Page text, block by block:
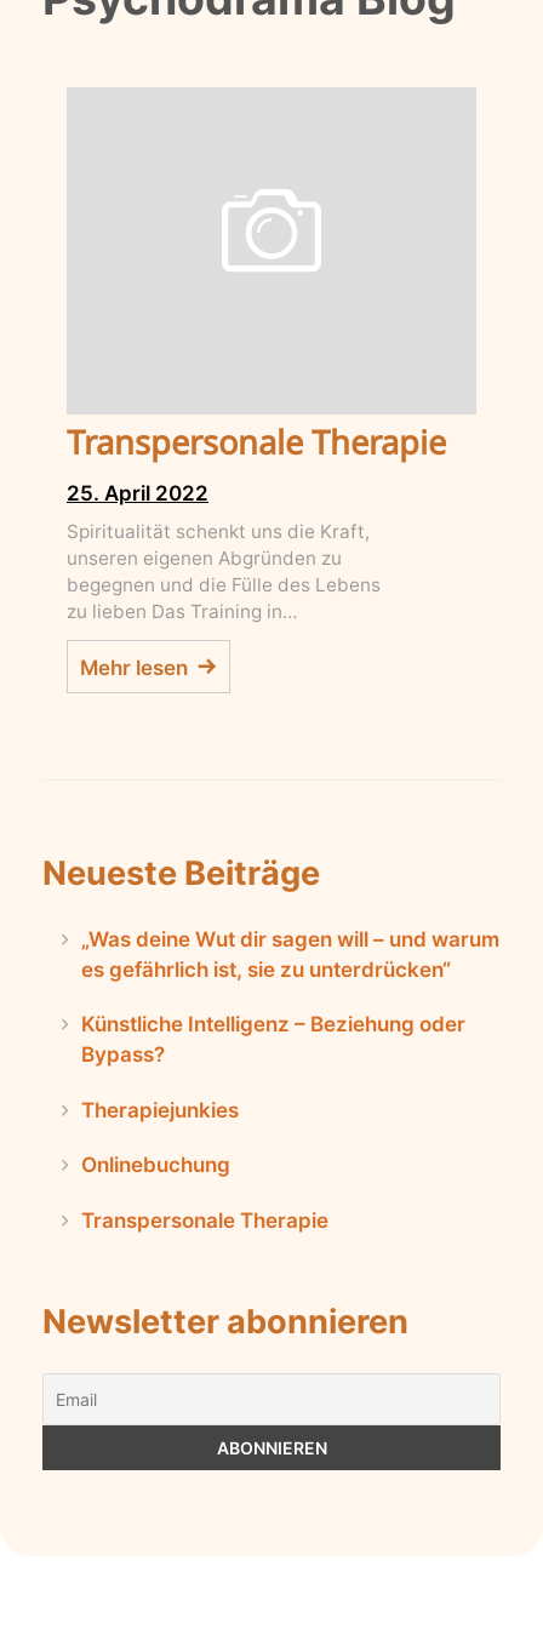
Transpersonale Therapie
25. April 2022
Spiritualität schenkt uns die Kraft,
unseren eigenen Abgründen zu
begegnen und die Fülle des Lebens
zu lieben Das Training in…
Mehr lesen
Neueste Beiträge
„Was deine Wut dir sagen will – und warum
es gefährlich ist, sie zu unterdrücken“
Künstliche Intelligenz – Beziehung oder
Bypass?
Therapiejunkies
Onlinebuchung
Transpersonale Therapie
Newsletter abonnieren